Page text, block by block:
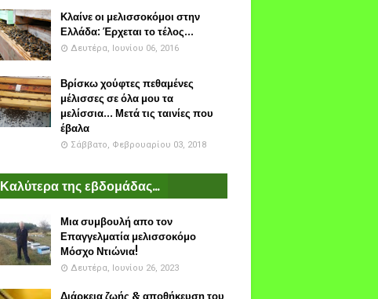
Κλαίνε οι μελισσοκόμοι στην
Ελλάδα: Έρχεται το τέλος...
Δευτέρα, Ιουνίου 06, 2016
Βρίσκω χούφτες πεθαμένες
μέλισσες σε όλα μου τα
μελίσσια... Μετά τις ταινίες που
έβαλα
Σάββατο, Φεβρουαρίου 03, 2018
Καλύτερα της εβδομάδας...
Μια συμβουλή απο τον
Επαγγελματία μελισσοκόμο
Μόσχο Ντιώνια!
Δευτέρα, Ιουνίου 26, 2023
Διάρκεια ζωής & αποθήκευση του